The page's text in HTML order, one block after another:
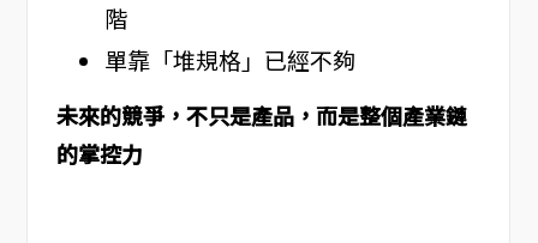
階
單靠「堆規格」已經不夠
未來的競爭，不只是產品，而是整個產業鏈
的掌控力